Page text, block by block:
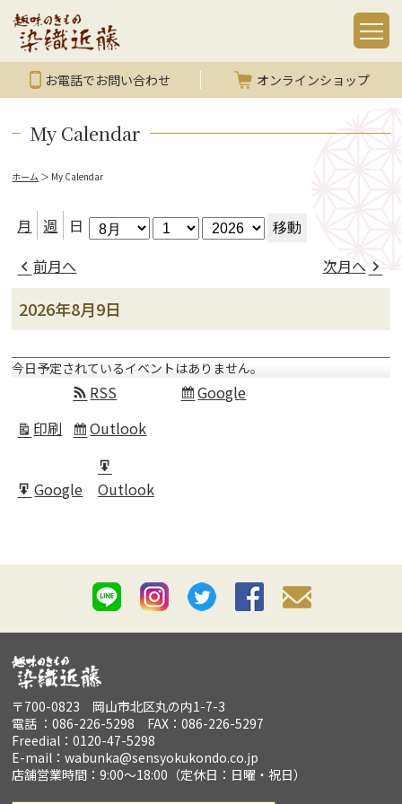
お電話でお問い合わせ オンラインショップ
My Calendar
ホーム ＞ My Calendar
月 週 日 月 日 年
前月へ 次月へ
2026年8月9日
今日予定されているイベントはありません。
印刷
表
RSS
Subscribe
Google
Subscribe
Outlook
Export
Google
for
Outlook
〒700-0823 岡山市北区丸の内1-7-3
電話 ：086-226-5298 FAX：086-226-5297
Freedial：0120-47-5298
E-mail：wabunka@sensyokukondo.co.jp
店舗営業時間：9:00～18:00（定休日：日曜・祝日）